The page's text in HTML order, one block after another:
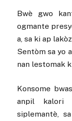
Bwè gwo
ogmante
a, sa ki ap
Sentòm sa yo
nan lestomak
Konsome
anpil kalori
siplemantè,